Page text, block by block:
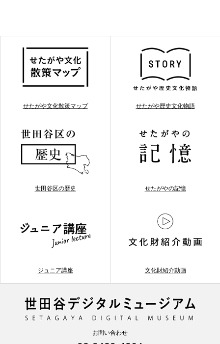
せたがや文化散策マップ せたがや歴史文化物語
世田谷区の歴史 せたがやの記憶
ジュニア講座 文化財紹介動画
お問い合わせ